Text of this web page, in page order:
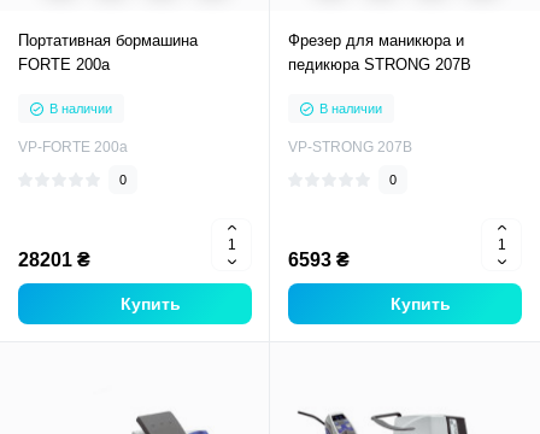
Портативная бормашина
FORTE 200a
В наличии
VP-FORTE 200a
0
28201 ₴
Купить
Фрезер для маникюра и
педикюра STRONG 207В
В наличии
VP-STRONG 207В
0
6593 ₴
Купить